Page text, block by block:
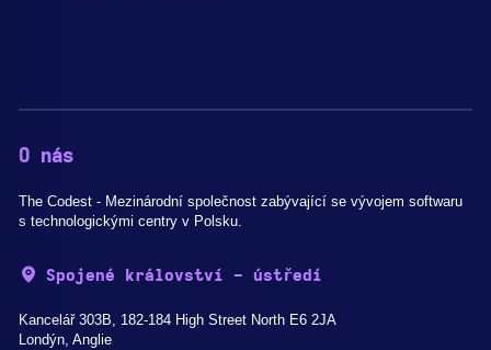
O nás
The Codest - Mezinárodní společnost zabývající se vývojem softwaru
s technologickými centry v Polsku.
Spojené království - ústředí
Kancelář 303B, 182-184 High Street North E6 2JA
Londýn, Anglie